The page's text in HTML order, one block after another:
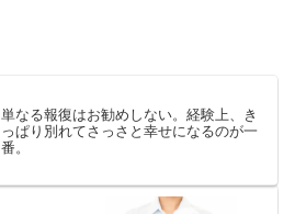
単なる報復はお勧めしない。経験上、き
っぱり別れてさっさと幸せになるのが一
番。